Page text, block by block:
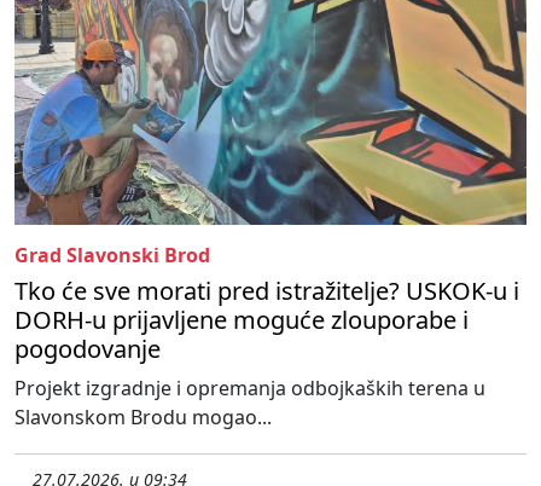
Grad Slavonski Brod
Tko će sve morati pred istražitelje? USKOK-u i
DORH-u prijavljene moguće zlouporabe i
pogodovanje
Projekt izgradnje i opremanja odbojkaških terena u
Slavonskom Brodu mogao...
27.07.2026. u 09:34